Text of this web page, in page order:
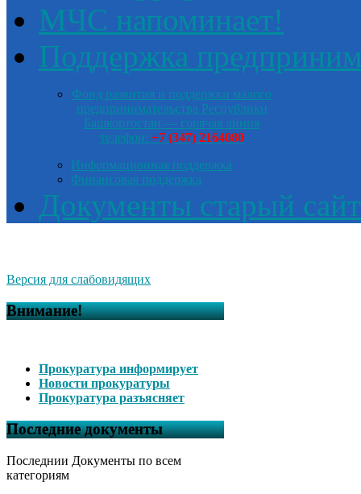
МЧС напоминает!
Поддержка
Фонд развития и поддержки малого
предпринимательства Республики
Башкортостан — горячая линия
телефон: +7 (347) 2164080
Информационная поддержка
Финансовая поддержка
Документы старый сайт
Версия для слабовидящих
Внимание!
Прокуратура информирует
Новости прокуратуры
Прокуратура разъясняет
Последние документы
Последнии Документы по всем
категориям